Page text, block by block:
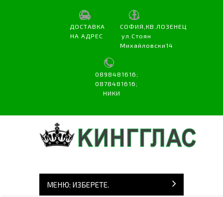
ДОСТАВКА
НА АДРЕС
СОФИЯ,КВ.ЛОЗЕНЕЦ
ул.Стоян
Михайловски14
0898481616;
0878481616;
НИКИ
МЕНЮ: ИЗБЕРЕТЕ.